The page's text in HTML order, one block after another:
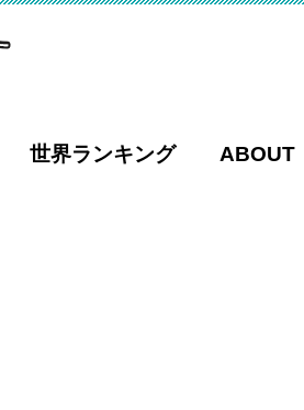
世界ランキング ABOUT